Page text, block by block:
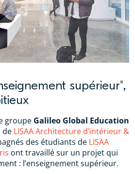
supérieur",
groupe Galileo Global Education
de LISAA Architecture d’intérieur &
des étudiants de LISAA
ont travaillé sur un projet qui
: l’enseignement supérieur.